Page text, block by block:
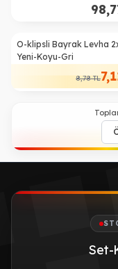
%19
O-klipsli Bayrak Levha
Yeni-Koyu-Gri
8,78TL
Set-